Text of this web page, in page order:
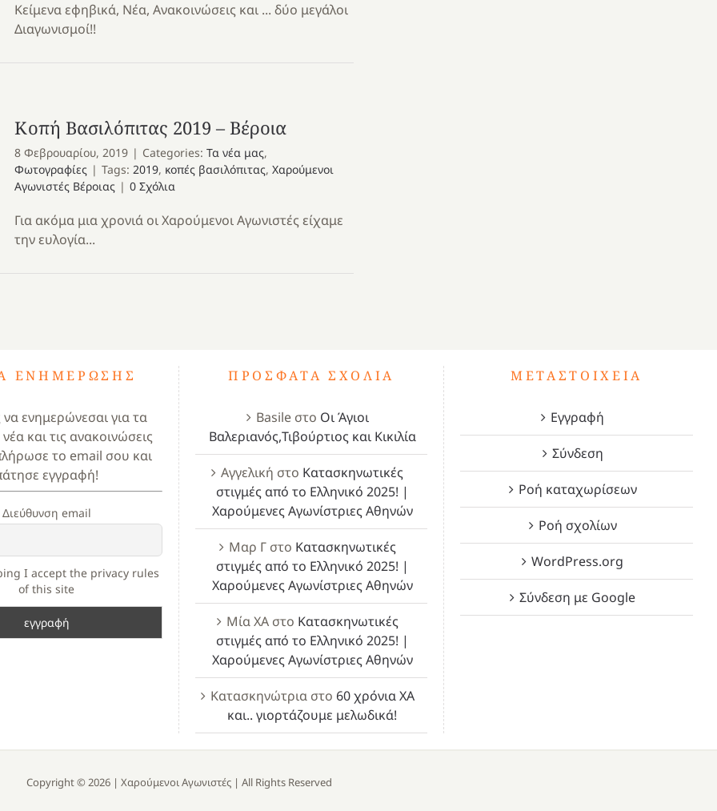
Κείμενα εφηβικά, Νέα, Ανακοινώσεις και ... δύο μεγάλοι
Διαγωνισμοί!!
Κοπή Βασιλόπιτας 2019 – Βέροια
8 Φεβρουαρίου, 2019 | Categories: Τα νέα μας,
Φωτογραφίες | Tags: 2019, κοπές βασιλόπιτας, Χαρούμενοι
Αγωνιστές Βέροιας | 0 Σχόλια
Για ακόμα μια χρονιά οι Χαρούμενοι Αγωνιστές είχαμε
την ευλογία...
ΕΝΗΜΈΡΩΣΗΣ
να ενημερώνεσαι για τα
και τις ανακοινώσεις
το email σου και
εγγραφή!
Διεύθυνση email
I accept the privacy rules
of this site
ΠΡΌΣΦΑΤΑ ΣΧΌΛΙΑ
Basileστο Οι Άγιοι
Βαλεριανός,Τιβούρτιος και Κικιλία
Αγγελική στο Κατασκηνωτικές
στιγμές από το Ελληνικό 2025! |
Χαρούμενες Αγωνίστριες Αθηνών
Μαρ Γστο Κατασκηνωτικές
στιγμές από το Ελληνικό 2025! |
Χαρούμενες Αγωνίστριες Αθηνών
Μία ΧΑστο Κατασκηνωτικές
στιγμές από το Ελληνικό 2025! |
Χαρούμενες Αγωνίστριες Αθηνών
Κατασκηνώτριαστο 60 χρόνια ΧΑ
και.. γιορτάζουμε μελωδικά!
ΜΕΤΑΣΤΟΙΧΕΊΑ
Εγγραφή
Σύνδεση
Ροή καταχωρίσεων
Ροή σχολίων
WordPress.org
Σύνδεση με Google
Copyright © 2026 | Χαρούμενοι Αγωνιστές | All Rights Reserved